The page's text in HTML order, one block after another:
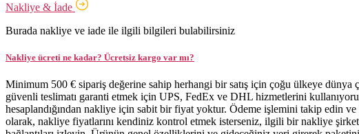
Nakliye & İade
Burada nakliye ve iade ile ilgili bilgileri bulabilirsiniz
Nakliye ücreti ne kadar? Ücretsiz kargo var mı?
Minimum 500 € sipariş değerine sahip herhangi bir satış için çoğu ülkeye dünya
güvenli teslimatı garanti etmek için UPS, FedEx ve DHL hizmetlerini
hesaplandığından nakliye için sabit bir fiyat yoktur. Ödeme işlemini takip edin
olarak, nakliye fiyatlarını kendiniz kontrol etmek isterseniz, ilgili bir nakliye